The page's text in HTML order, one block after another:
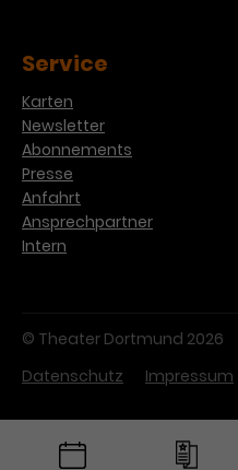
Service
Karten
Newsletter
Abonnements
Presse
Anfahrt
Ansprechpartner
Intern
© Theater Dortmund 2026
Datenschutz
Impressum